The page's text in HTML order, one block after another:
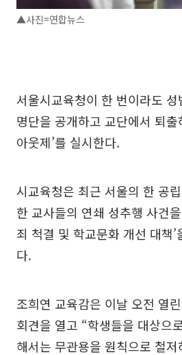
▲사진=연합뉴스
서울시교육청이 한 번이라도
명단을 공개하고 교단에서 퇴출
아웃제’를 실시한다.
시교육청은 최근 서울의 한 공
한 교사들의 연쇄 성추행 사건
죄 척결 및 학교문화 개선 대책
다.
조희연 교육감은 이날 오전 열
회견을 열고 “학생들을 대상으
해서는 무관용을 원칙으로 철